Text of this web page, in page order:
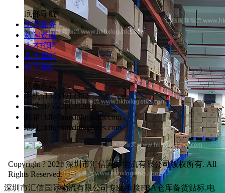
底部导航
主营业务
新闻资讯
人才招聘
关于我们
关于我们
联系方式
手机: 13480912362
固话:0755-28037286
邮箱: ldf@huixinlogistics.com
地址: ldf@huixinlogistics.com
Copyright ? 2021 深圳市汇信国际物流有限公司版权所有. All
Rights Reserved.
深圳市汇信国际物流有限公司专业承接FBA仓库备货贴标,电